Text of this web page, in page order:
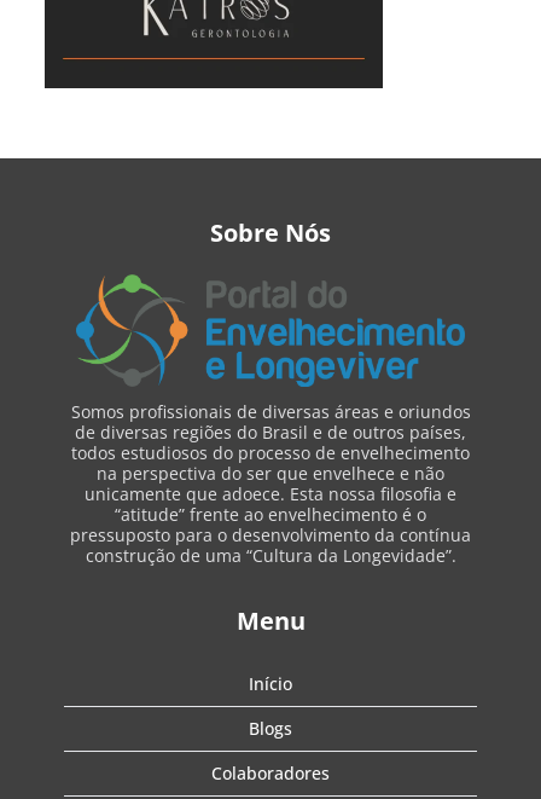
Sobre Nós
Somos profissionais de diversas áreas e oriundos
de diversas regiões do Brasil e de outros países,
todos estudiosos do processo de envelhecimento
na perspectiva do ser que envelhece e não
unicamente que adoece. Esta nossa filosofia e
“atitude” frente ao envelhecimento é o
pressuposto para o desenvolvimento da contínua
construção de uma “Cultura da Longevidade”.
Menu
Início
Blogs
Colaboradores